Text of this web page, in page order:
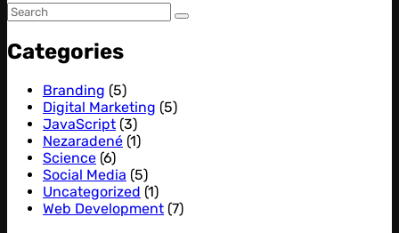
Categories
Branding (5)
Digital Marketing (5)
JavaScript (3)
Nezaradené (1)
Science (6)
Social Media (5)
Uncategorized (1)
Web Development (7)